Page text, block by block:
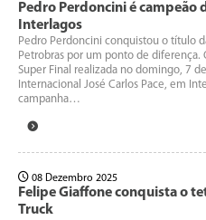
Pedro Perdoncini é campeão
Interlagos
Pedro Perdoncini conquistou o título
Petrobras por um ponto de
Super Final realizada no domingo, 7
Internacional José Carlos Pace, em
campanha…
08 Dezembro 2025
Felipe Giaffone conquista o
Truck